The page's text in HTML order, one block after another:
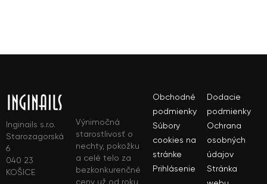
Inginails s.r.o.
Starozagorská
6
040 23
KOŠICE
Výnimočná
starostlivosť o
nechty, pokožku
a celé telo za
bezkonkurenčné
ceny už od roku
Obchodné
podmienky
Dodacie
podmienky
Súbory
cookies na
stránke
Ochrana
osobných
údajov
Prihlásenie
Stránka